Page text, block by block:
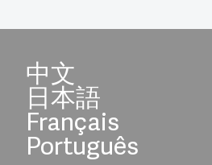
中文
日本語
Français
Português